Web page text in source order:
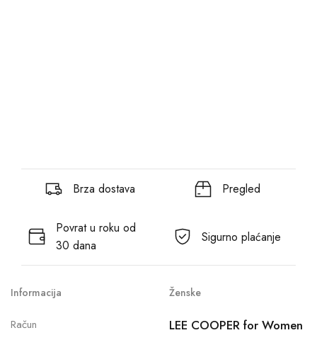
Brza dostava Pregled
Povrat u roku od
30 dana
Sigurno plaćanje
Informacija
Račun
Ženske
LEE COOPER for Women